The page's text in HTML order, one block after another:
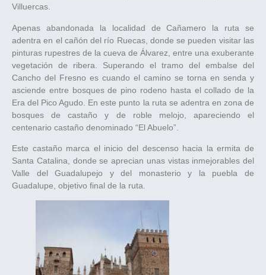
Villuercas.
Apenas abandonada la localidad de Cañamero la ruta se
adentra en el cañón del río Ruecas, donde se pueden visitar las
pinturas rupestres de la cueva de Álvarez, entre una exuberante
vegetación de ribera. Superando el tramo del embalse del
Cancho del Fresno es cuando el camino se torna en senda y
asciende entre bosques de pino rodeno hasta el collado de la
Era del Pico Agudo. En este punto la ruta se adentra en zona de
bosques de castaño y de roble melojo, apareciendo el
centenario castaño denominado “El Abuelo”.
Este castaño marca el inicio del descenso hacia la ermita de
Santa Catalina, donde se aprecian unas vistas inmejorables del
Valle del Guadalupejo y del monasterio y la puebla de
Guadalupe, objetivo final de la ruta.